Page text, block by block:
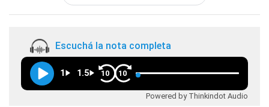
Escuchá la nota completa
1 1.5 10 10
Powered by Thinkindot Audio